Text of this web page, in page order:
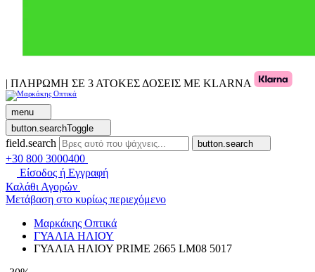
| ΠΛΗΡΩΜΗ ΣΕ 3 ΑΤΟΚΕΣ ΔΟΣΕΙΣ ΜΕ KLARNA
menu
button.searchToggle
field.search button.search
+30 800 3000400
Είσοδος ή Εγγραφή
Καλάθι Αγορών
Μετάβαση στο κυρίως περιεχόμενο
Μαρκάκης Οπτικά
ΓΥΑΛΙΑ ΗΛΙΟΥ
ΓΥΑΛΙΑ ΗΛΙΟΥ PRIME 2665 LM08 5017